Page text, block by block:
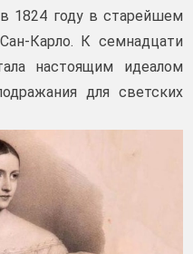
1824 году в старейшем
Карло. К семнадцати
настоящим идеалом
для светских